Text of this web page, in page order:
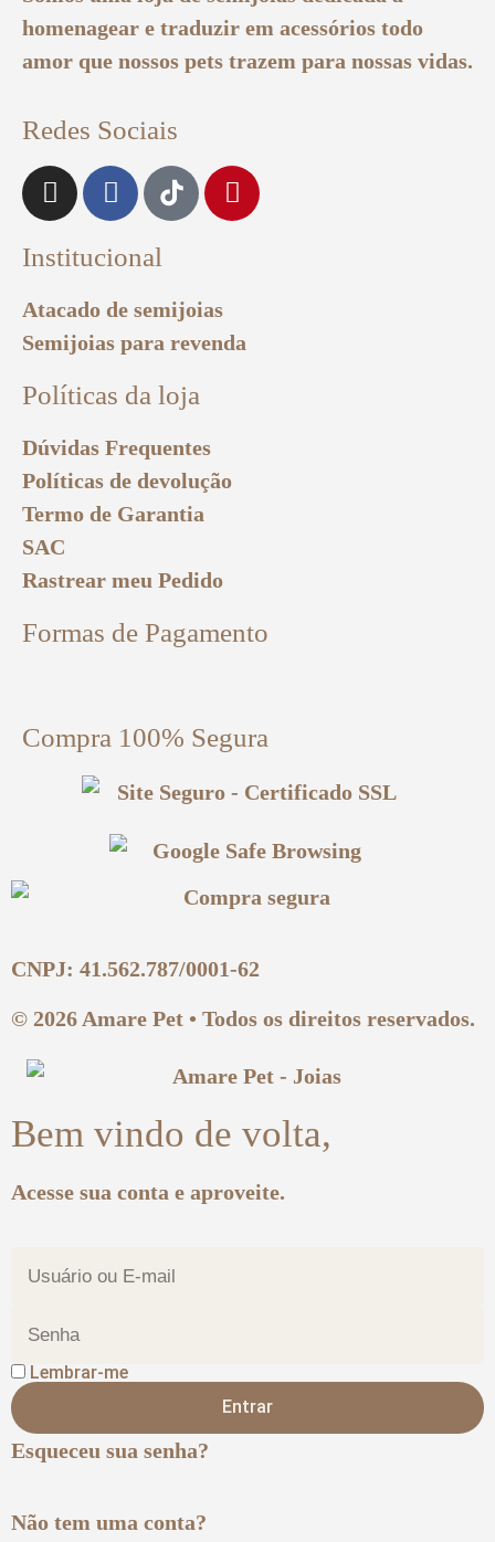
homenagear e traduzir em acessórios todo
amor que nossos pets trazem para nossas vidas.
Redes Sociais
Institucional
Atacado de semijoias
Semijoias para revenda
Políticas da loja
Dúvidas Frequentes
Políticas de devolução
Termo de Garantia
SAC
Rastrear meu Pedido
Formas de Pagamento
Compra 100% Segura
CNPJ: 41.562.787/0001-62
© 2026 Amare Pet • Todos os direitos reservados.
Bem vindo de volta,
Acesse sua conta e aproveite.
Lembrar-me
Entrar
Esqueceu sua senha?
Não tem uma conta?